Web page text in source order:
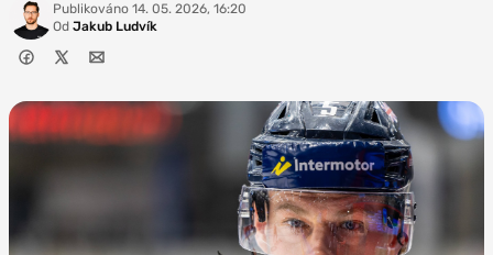
Publikováno 14. 05. 2026, 16:20
Od Jakub Ludvík